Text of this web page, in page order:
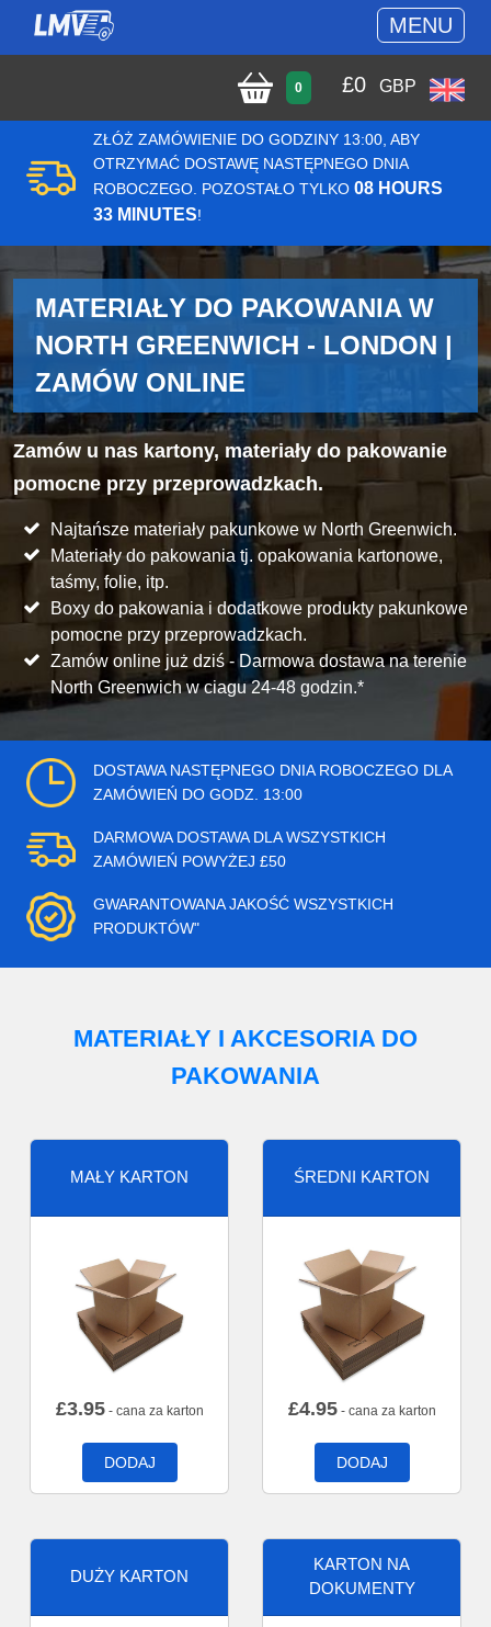
MENU
0 £0 GBP
ZŁÓŻ ZAMÓWIENIE DO GODZINY 13:00, ABY
OTRZYMAĆ DOSTAWĘ NASTĘPNEGO DNIA
ROBOCZEGO. POZOSTAŁO TYLKO 08 HOURS
33 MINUTES!
MATERIAŁY DO PAKOWANIA W
NORTH GREENWICH - LONDON |
ZAMÓW ONLINE
Zamów u nas kartony, materiały do pakowanie
pomocne przy przeprowadzkach.
Najtańsze materiały pakunkowe w North Greenwich.
Materiały do pakowania tj. opakowania kartonowe,
taśmy, folie, itp.
Boxy do pakowania i dodatkowe produkty pakunkowe
pomocne przy przeprowadzkach.
Zamów online już dziś - Darmowa dostawa na terenie
North Greenwich w ciagu 24-48 godzin.*
DOSTAWA NASTĘPNEGO DNIA ROBOCZEGO DLA
ZAMÓWIEŃ DO GODZ. 13:00
DARMOWA DOSTAWA DLA WSZYSTKICH
ZAMÓWIEŃ POWYŻEJ £50
GWARANTOWANA JAKOŚĆ WSZYSTKICH
PRODUKTÓW"
MATERIAŁY I AKCESORIA DO
PAKOWANIA
MAŁY KARTON
£3.95- cana za karton
DODAJ
ŚREDNI KARTON
£4.95- cana za karton
DODAJ
DUŻY KARTON
KARTON NA
DOKUMENTY